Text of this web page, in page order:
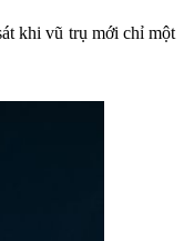
khi vũ trụ mới chỉ một